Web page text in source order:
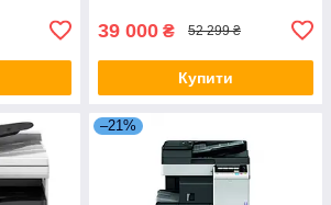
39 000 ₴ 52 299 ₴
Купити
–21%